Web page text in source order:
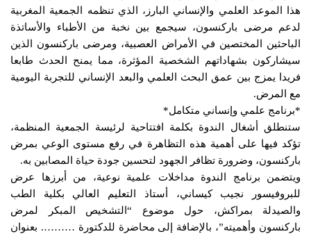
هذا الموعد العلمي والإنساني البارز، الذي تنظمه الجمعية المغربية
لدعم مرضى باركنسون، سيجمع بين نخبة من الأطباء والأساتذة
الباحثين المختصين في الأمراض العصبية، ومرضى باركنسون الذين
سيشاركون بشهاداتهم الشخصية المؤثرة، مما يمنح الحدث طابعا
فريدا يمزج بين عمق البحث العلمي والبعد الإنساني للتجربة اليومية
مع المرض.
*برنامج علمي وإنساني متكامل*
ستنطلق أشغال الندوة بكلمة افتتاحية لرئيسة الجمعية المنظمة،
تؤكد فيها على أهمية هذه التظاهرة في رفع مستوى الوعي بمرض
باركنسون، وضرورة تظافر الجهود لتحسين جودة حياة المصابين به.
ويتضمن برنامج الندوة مداخلات علمية نوعية، من أبرزها عرض
للبروفيسور نجيب كيساني، أستاذ التعليم العالي بكلية الطب
والصيدلة بمراكش، حول موضوع “التشخيص المبكر لمرض
باركنسون وأهميته”، بالإضافة إلى محاضرة للدكتورة ………. بعنوان